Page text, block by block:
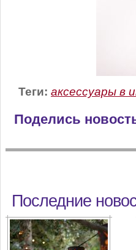
Теги: аксессуары в
Поделись
Последние